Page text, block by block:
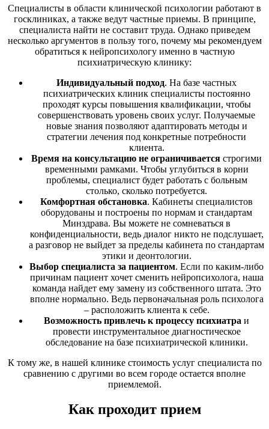
Специалисты в области клинической психологии работают в
госклиниках, а также ведут частные приемы. В принципе,
специалиста найти не составит труда. Однако приведем
несколько аргументов в пользу того, почему мы рекомендуем
обратиться к нейропсихологу именно в частную
психиатрическую клинику:
Индивидуальный подход. На базе частных
психиатрических клиник специалисты постоянно
проходят курсы повышения квалификации, чтобы
совершенствовать уровень своих услуг. Получаемые
новые знания позволяют адаптировать методы и
стратегии лечения под конкретные потребности
клиента.
Время на консультацию не ограничивается строгими
временными рамками. Чтобы углубиться в корни
проблемы, специалист будет работать с больным
столько, сколько потребуется.
Комфортная обстановка. Кабинеты специалистов
оборудованы и построены по нормам и стандартам
Минздрава. Вы можете не сомневаться в
конфиденциальности, ведь диалог никто не подслушает,
а разговор не выйдет за пределы кабинета по стандартам
этики и деонтологии.
Выбор специалиста за пациентом. Если по каким-либо
причинам пациент хочет сменить нейропсихолога, наша
команда найдет ему замену из собственного штата. Это
вполне нормально. Ведь первоначальная роль психолога
– расположить клиента к себе.
Возможность привлечь к процессу психиатра и
провести инструментальное диагностическое
обследование на базе психиатрической клиники.
К тому же, в нашей клинике стоимость услуг специалиста по
сравнению с другими во всем городе остается вполне
приемлемой.
Как проходит прием